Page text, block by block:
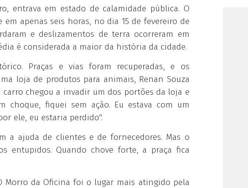
, entrava em estado de calamidade pública. O
em apenas seis horas, no dia 15 de fevereiro de
e deslizamentos de terra ocorreram em
é considerada a maior da história da cidade.
Praças e vias foram recuperadas, e os
loja de produtos para animais, Renan Souza
chegou a invadir um dos portões da loja e
choque, fiquei sem ação. Eu estava com um
ele, eu estaria perdido".
a ajuda de clientes e de fornecedores. Mas o
entupidos. Quando chove forte, a praça fica
Morro da Oficina foi o lugar mais atingido pela